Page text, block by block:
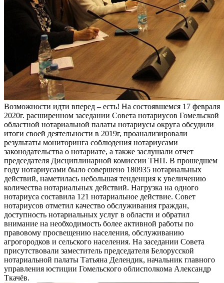
Возможности идти вперед – есть! На состоявшемся 17 февраля
2020г. расширенном заседании Совета нотариусов Гомельской
областной нотариальной палаты нотариусы округа обсудили
итоги своей деятельности в 2019г, проанализировали
результаты мониторинга соблюдения нотариусами
законодательства о нотариате, а также заслушали отчет
председателя Дисциплинарной комиссии ТНП. В прошедшем
году нотариусами было совершено 180935 нотариальных
действий, наметилась небольшая тенденция к увеличению
количества нотариальных действий. Нагрузка на одного
нотариуса составила 121 нотариальное действие. Совет
нотариусов отметил качество обслуживания граждан,
доступность нотариальных услуг в области и обратил
внимание на необходимость более активной работы по
правовому просвещению населения, обслуживанию
агрогородков и сельского населения. На заседании Совета
присутствовали заместитель председателя Белорусской
нотариальной палаты Татьяна Делендик, начальник главного
управления юстиции Гомельского облисполкома Александр
Ткачёв.